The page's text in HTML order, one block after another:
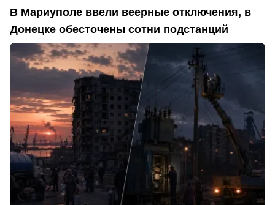
В Мариуполе ввели веерные отключения, в
Донецке обесточены сотни подстанций